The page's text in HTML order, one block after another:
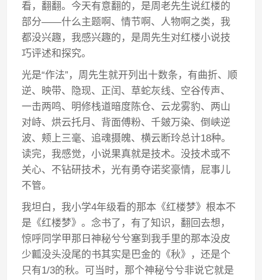
看，翻翻。今天有意翻的，是周老先生说红楼的
部分——什么主题啊、情节啊、人物啊之类，我
都没兴趣，我感兴趣的，是周先生对红楼小说技
巧评述和探究。
光是“作法”，周先生就开列出十数条，有曲折、顺
逆、映带、隐现、正闰、草蛇灰线、空谷传声、
一击两鸣、明修栈道暗度陈仓、云龙雾豹、两山
对峙、烘云托月、背面傅粉、千皴万染、倒峡逆
波、颊上三毫、追魂摄魄、横云断玲总计18种。
读完，我感觉，小说果真就是技术。没技术或不
关心、不钻研技术，光有勇夺诺奖豪情，屁事儿
不管。
我坦白，我小学4年级看的那本《红楼梦》根本不
是《红楼梦》。念书了，有了知识，翻回去想，
惊呼同学甲那日神秘兮兮塞到我手里的那本没皮
少瓤没头没尾的书其实是巴金的《秋》，还是个
只有1/3的秋。可当时，那个神秘兮兮非说它就是